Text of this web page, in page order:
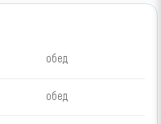
обед
обед